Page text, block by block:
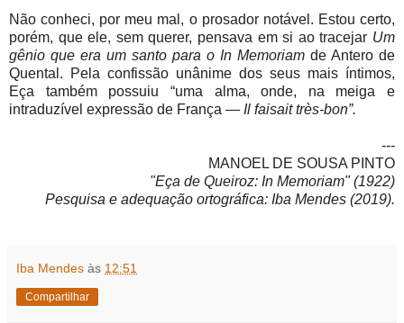
Não conheci, por meu mal, o prosador notável. Estou certo,
porém, que ele, sem querer, pensava em si ao tracejar Um
gênio que era um santo para o In Memoriam de Antero de
Quental. Pela confissão unânime dos seus mais íntimos,
Eça também possuiu “uma alma, onde, na meiga e
intraduzível expressão de França — Il faisait très-bon”.
---
MANOEL DE SOUSA PINTO
"Eça de Queiroz: In Memoriam" (1922)
Pesquisa e adequação ortográfica: Iba Mendes (2019).
Iba Mendes às 12:51
Compartilhar